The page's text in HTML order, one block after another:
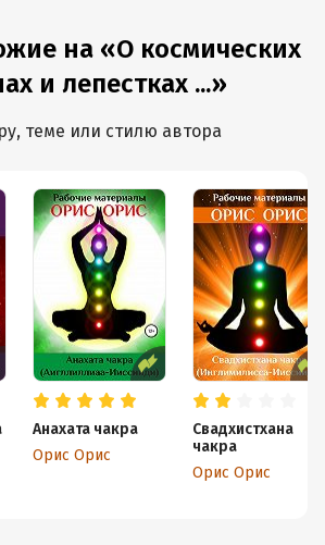
на «О космических
и лепестках ...»
теме или стилю автора
Анахата чакра
Орис Орис
Свадхистхана
чакра
Орис Орис